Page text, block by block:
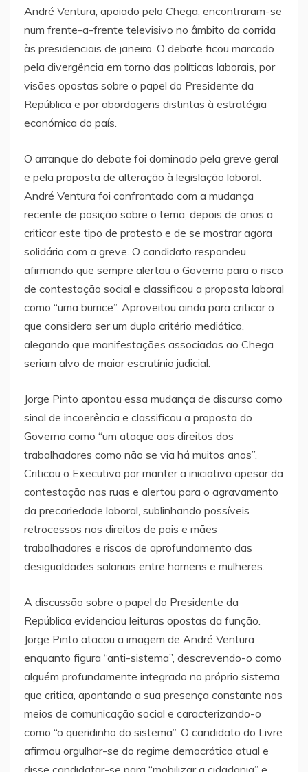
André Ventura, apoiado pelo Chega, encontraram-se
num frente-a-frente televisivo no âmbito da corrida
às presidenciais de janeiro. O debate ficou marcado
pela divergência em torno das políticas laborais, por
visões opostas sobre o papel do Presidente da
República e por abordagens distintas à estratégia
económica do país.
O arranque do debate foi dominado pela greve geral
e pela proposta de alteração à legislação laboral.
André Ventura foi confrontado com a mudança
recente de posição sobre o tema, depois de anos a
criticar este tipo de protesto e de se mostrar agora
solidário com a greve. O candidato respondeu
afirmando que sempre alertou o Governo para o risco
de contestação social e classificou a proposta laboral
como “uma burrice”. Aproveitou ainda para criticar o
que considera ser um duplo critério mediático,
alegando que manifestações associadas ao Chega
seriam alvo de maior escrutínio judicial.
Jorge Pinto apontou essa mudança de discurso como
sinal de incoerência e classificou a proposta do
Governo como “um ataque aos direitos dos
trabalhadores como não se via há muitos anos”.
Criticou o Executivo por manter a iniciativa apesar da
contestação nas ruas e alertou para o agravamento
da precariedade laboral, sublinhando possíveis
retrocessos nos direitos de pais e mães
trabalhadores e riscos de aprofundamento das
desigualdades salariais entre homens e mulheres.
A discussão sobre o papel do Presidente da
República evidenciou leituras opostas da função.
Jorge Pinto atacou a imagem de André Ventura
enquanto figura “anti-sistema”, descrevendo-o como
alguém profundamente integrado no próprio sistema
que critica, apontando a sua presença constante nos
meios de comunicação social e caracterizando-o
como “o queridinho do sistema”. O candidato do Livre
afirmou orgulhar-se do regime democrático atual e
disse candidatar-se para “mobilizar a cidadania” e